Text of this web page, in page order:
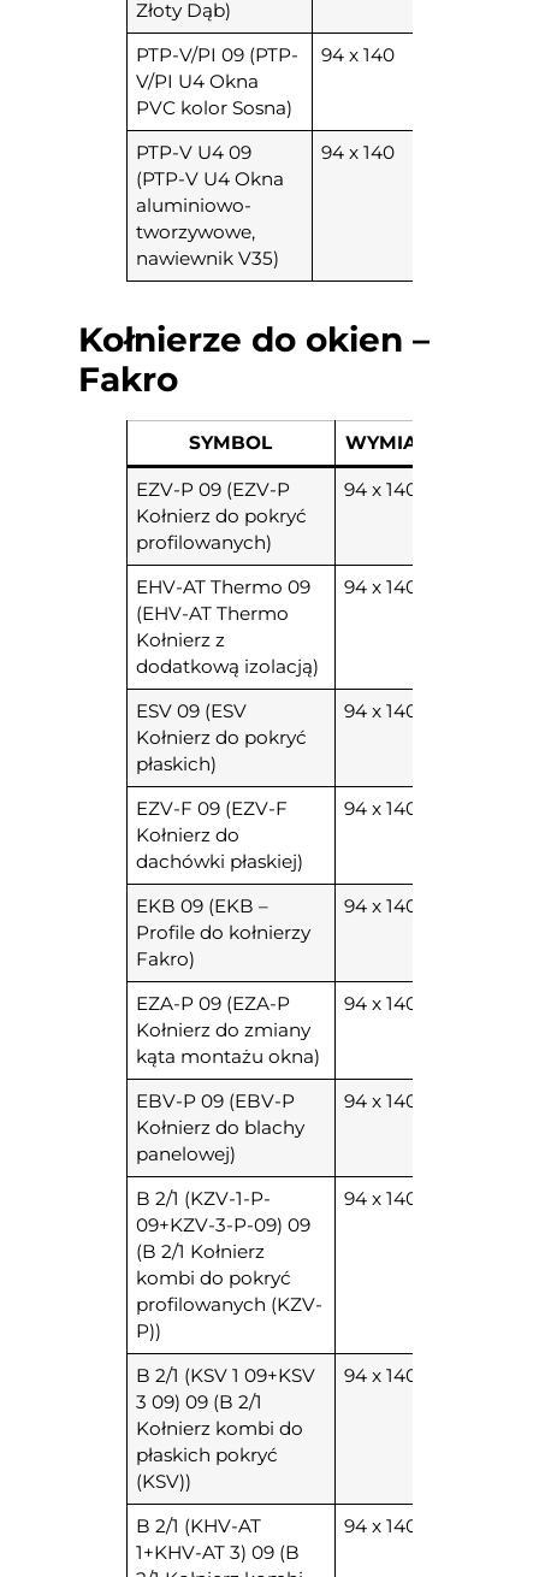
Złoty Dąb)
PTP-V/PI 09 (PTP-
V/PI U4 Okna
PVC kolor Sosna)
94 x 140
PTP-V U4 09
(PTP-V U4 Okna
aluminiowo-
tworzywowe,
nawiewnik V35)
94 x 140
Kołnierze do okien –
Fakro
SYMBOL WYMIARY
EZV-P 09 (EZV-P
Kołnierz do pokryć
profilowanych)
94 x 140
EHV-AT Thermo 09
(EHV-AT Thermo
Kołnierz z
dodatkową izolacją)
94 x 140
ESV 09 (ESV
Kołnierz do pokryć
płaskich)
94 x 140
EZV-F 09 (EZV-F
Kołnierz do
dachówki płaskiej)
94 x 140
EKB 09 (EKB –
Profile do kołnierzy
Fakro)
94 x 140
EZA-P 09 (EZA-P
Kołnierz do zmiany
kąta montażu okna)
94 x 140
EBV-P 09 (EBV-P
Kołnierz do blachy
panelowej)
94 x 140
B 2/1 (KZV-1-P-
09+KZV-3-P-09) 09
(B 2/1 Kołnierz
kombi do pokryć
profilowanych (KZV-
P))
94 x 140
B 2/1 (KSV 1 09+KSV
3 09) 09 (B 2/1
Kołnierz kombi do
płaskich pokryć
(KSV))
94 x 140
B 2/1 (KHV-AT
1+KHV-AT 3) 09 (B
94 x 140